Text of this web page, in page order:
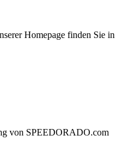
Homepage finden Sie in
von SPEEDORADO.com